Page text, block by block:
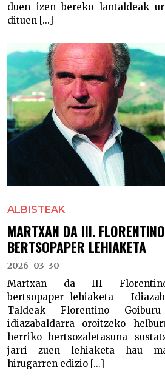
duen izen bereko lantaldeak
dituen [...]
ALBISTEAK
MARTXAN DA III.
BERTSOPAPER LEHIAKETA
2026-03-30
Martxan da III
bertsopaper lehiaketa -
Taldeak Florentino
idiazabaldarra oroitzeko
herriko bertsozaletasuna
jarri zuen lehiaketa hau
hirugarren edizio [...]